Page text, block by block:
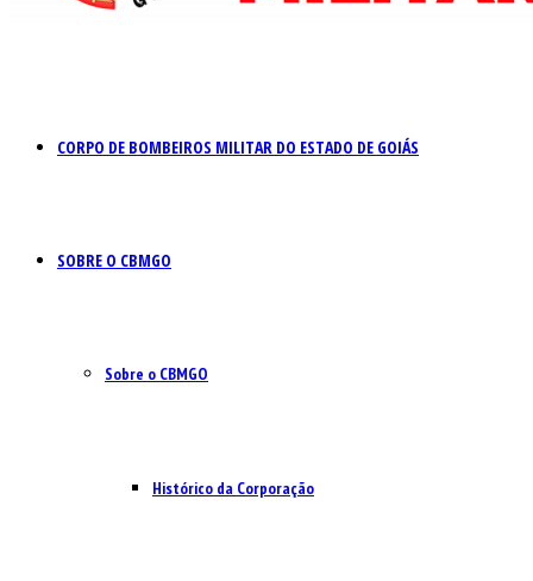
CORPO DE BOMBEIROS MILITAR DO ESTADO DE GOIÁS
SOBRE O CBMGO
Sobre o CBMGO
Histórico da Corporação